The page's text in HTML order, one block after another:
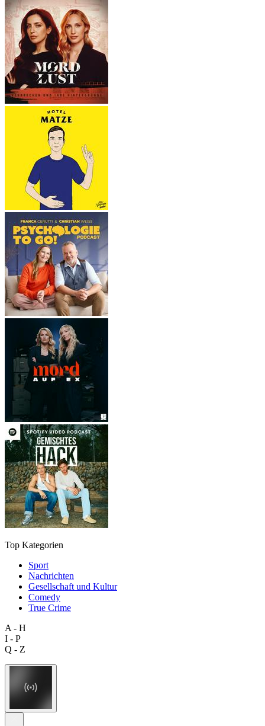
Top Kategorien
Sport
Nachrichten
Gesellschaft und Kultur
Comedy
True Crime
A - H
I - P
Q - Z